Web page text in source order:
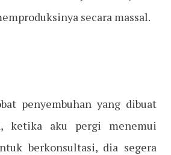
secara massal.
penyembuhan yang dibuat
ketika aku pergi menemui
berkonsultasi, dia segera